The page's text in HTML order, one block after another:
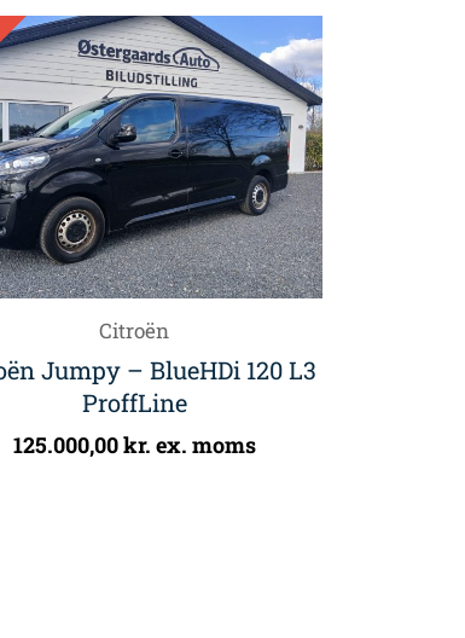
Citroën
Jumpy – BlueHDi 120 L3
ProffLine
125.000,00kr. ex. moms